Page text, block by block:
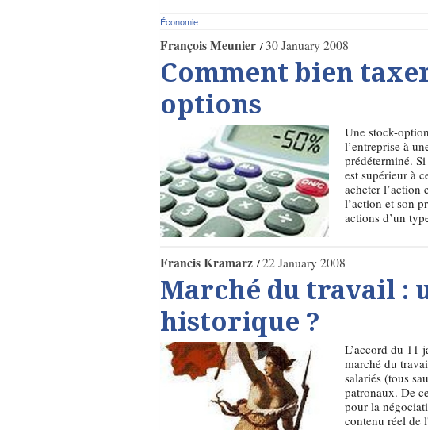
Économie
François Meunier 30 January 2008
Comment bien
options
Une stock-
l’entreprise à
prédéterminé.
est supérieur à
acheter l’action
l’action et son
actions d’un
Francis Kramarz 22 January 2008
Marché du travail :
historique ?
L’accord du 11
marché du
salariés (tous
patronaux. De
pour la
contenu réel de